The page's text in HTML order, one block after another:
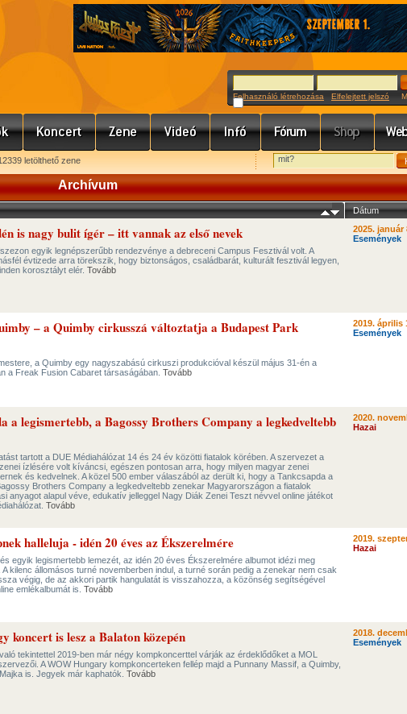
Felhasználó létrehozása Elfelejtett jelszó
letölthető zene
Archívum
Dátum
is nagy bulit ígér – itt vannak az első nevek
egyik legnépszerűbb rendezvénye a debreceni Campus Fesztivál volt. A
évtizede arra törekszik, hogy biztonságos, családbarát, kulturált fesztivál legyen,
korosztályt elér. Tovább
2025. január
Események
– a Quimby cirkusszá változtatja a Budapest Park
a Quimby egy nagyszabású cirkuszi produkcióval készül május 31-én a
a Freak Fusion Cabaret társaságában. Tovább
2019. április
Események
a legismertebb, a Bagossy Brothers Company a legkedveltebb
tartott a DUE Médiahálózat 14 és 24 év közötti fiatalok körében. A szervezet a
ízlésére volt kíváncsi, egészen pontosan arra, hogy milyen magyar zenei
és kedvelnek. A közel 500 ember válaszából az derült ki, hogy a Tankcsapda a
Brothers Company a legkedveltebb zenekar Magyarországon a fiatalok
anyagot alapul véve, edukatív jelleggel Nagy Diák Zenei Teszt névvel online játékot
Tovább
2020.
Hazai
halleluja - idén 20 éves az Ékszerelmére
egyik legismertebb lemezét, az idén 20 éves Ékszerelmére albumot idézi meg
kilenc állomásos turné novemberben indul, a turné során pedig a zenekar nem csak
végig, de az akkori partik hangulatát is visszahozza, a közönség segítségével
emlékalbumát is. Tovább
2019.
Hazai
koncert is lesz a Balaton közepén
tekintettel 2019-ben már négy kompkoncerttel várják az érdeklődőket a MOL
A WOW Hungary kompkoncerteken fellép majd a Punnany Massif, a Quimby,
is. Jegyek már kaphatók. Tovább
2018.
Események